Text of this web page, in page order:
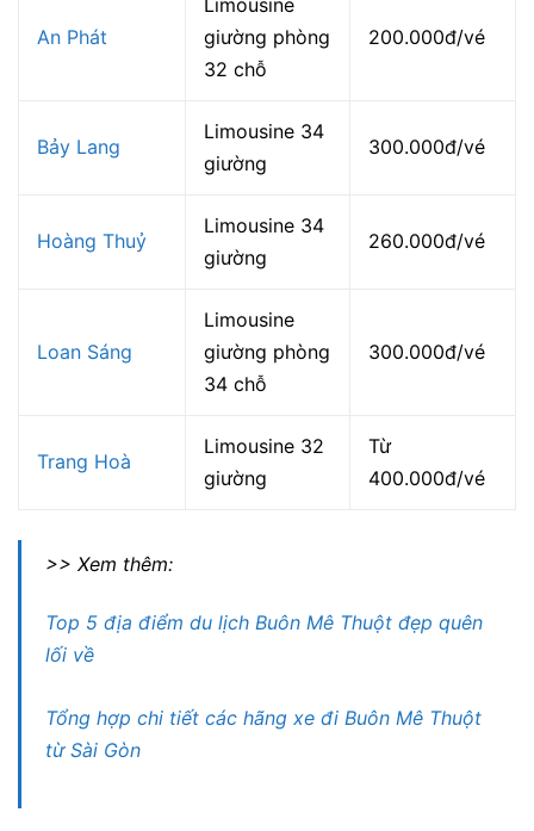
An Phát
Limousine
giường phòng
32 chỗ
200.000đ/vé
Bảy Lang
Limousine 34
giường
300.000đ/vé
Hoàng Thuỷ
Limousine 34
giường
260.000đ/vé
Loan Sáng
Limousine
giường phòng
34 chỗ
300.000đ/vé
Trang Hoà
Limousine 32
giường
Từ
400.000đ/vé
>> Xem thêm:
Top 5 địa điểm du lịch Buôn Mê Thuột đẹp quên
lối về
Tổng hợp chi tiết các hãng xe đi Buôn Mê Thuột
từ Sài Gòn